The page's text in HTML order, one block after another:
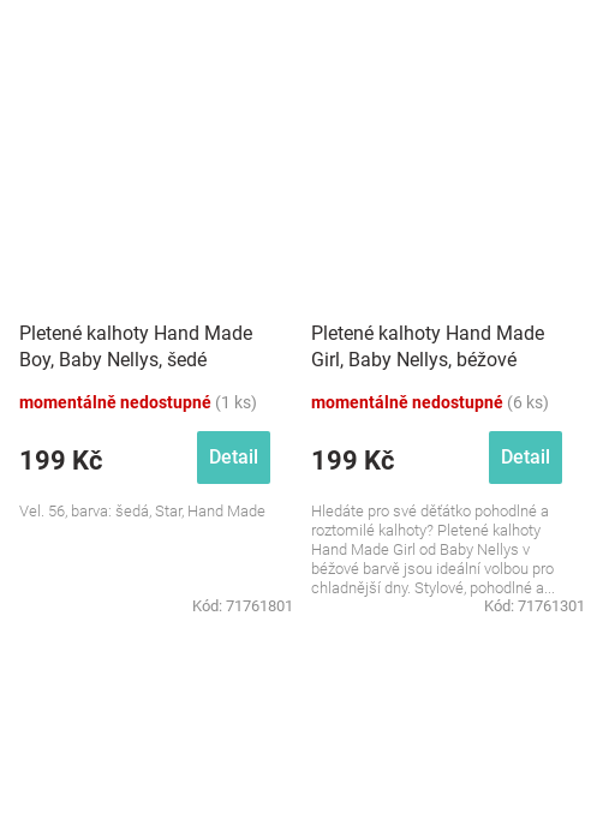
Pletené kalhoty Hand Made
Boy, Baby Nellys, šedé
momentálně nedostupné (1 ks)
199 Kč Detail
Vel. 56, barva: šedá, Star, Hand Made
Kód: 71761801
Pletené kalhoty Hand Made
Girl, Baby Nellys, béžové
momentálně nedostupné (6 ks)
199 Kč Detail
Hledáte pro své děťátko pohodlné a
roztomilé kalhoty? Pletené kalhoty
Hand Made Girl od Baby Nellys v
béžové barvě jsou ideální volbou pro
chladnější dny. Stylové, pohodlné a...
Kód: 71761301